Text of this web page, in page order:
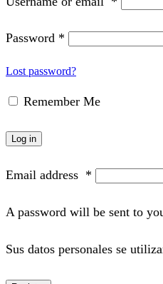
Password *
Lost password?
Remember Me
Log in
Email address *
A password will be sent to
Sus datos personales se